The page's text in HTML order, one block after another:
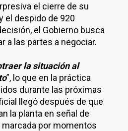
el cierre de su
el despido de 920
el Gobierno busca
a las partes a negociar.
la situación al
”, lo que en la práctica
durante las próximas
llegó después de que
la planta en señal de
por momentos